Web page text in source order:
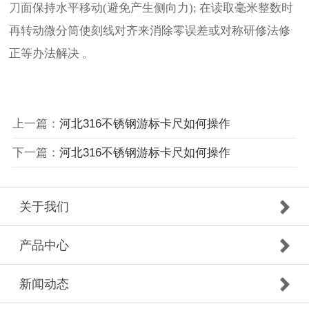
刀面保持水平移动(避免产生侧向力); 在读取毫米整数时
再转动微分筒使刻线对齐来消除零误差或对称研修法修
正等办法解决 。
上一篇： 河北316不锈钢游标卡尺如何操作
下一篇： 河北316不锈钢游标卡尺如何操作
关于我们
产品中心
新闻动态